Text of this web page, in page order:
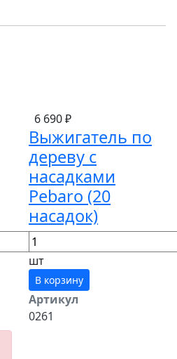
6 690 ₽
Выжигатель по
дереву с
насадками
Pebaro (20
насадок)
шт
В корзину
Артикул
0261